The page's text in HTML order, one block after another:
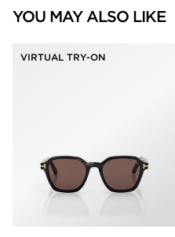
YOU MAY ALSO LIKE
VIRTUAL TRY-ON